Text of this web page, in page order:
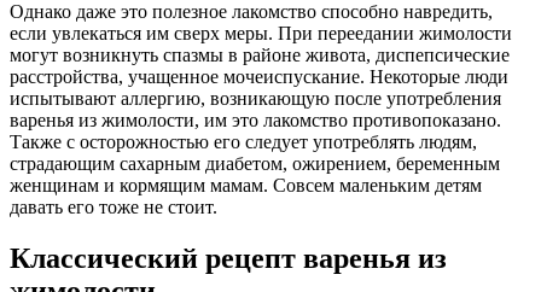
Однако даже это полезное лакомство способно навредить,
если увлекаться им сверх меры. При переедании жимолости
могут возникнуть спазмы в районе живота, диспепсические
расстройства, учащенное мочеиспускание. Некоторые люди
испытывают аллергию, возникающую после употребления
варенья из жимолости, им это лакомство противопоказано.
Также с осторожностью его следует употреблять людям,
страдающим сахарным диабетом, ожирением, беременным
женщинам и кормящим мамам. Совсем маленьким детям
давать его тоже не стоит.
Классический рецепт варенья из